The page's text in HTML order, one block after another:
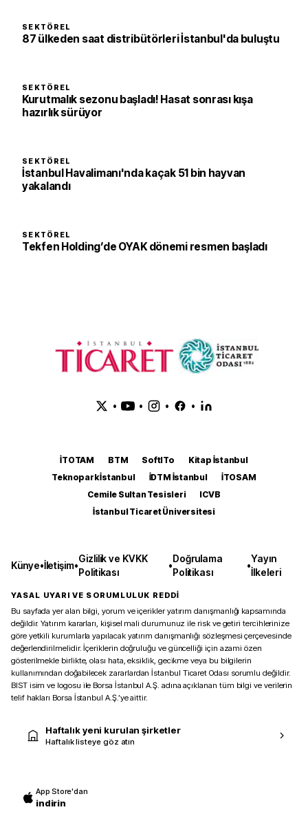
SEKTÖREL
87 ülkeden saat distribütörleri İstanbul'da buluştu
SEKTÖREL
Kurutmalık sezonu başladı! Hasat sonrası kışa
hazırlık sürüyor
SEKTÖREL
İstanbul Havalimanı'nda kaçak 51 bin hayvan
yakalandı
SEKTÖREL
Tekfen Holding’de OYAK dönemi resmen başladı
• • • •
İTOTAM BTM SoftITo
Kitap İstanbul
Teknopark İstanbul
İDTM İstanbul
İTOSAM
Cemile Sultan Tesisleri
ICVB
İstanbul Ticaret Üniversitesi
Künye•İletişim•
Gizlilik ve KVKK
Politikası
•
Doğrulama
Politikası
•
Yayın
İlkeleri
YASAL UYARI VE SORUMLULUK REDDİ
Bu sayfada yer alan bilgi, yorum ve içerikler yatırım danışmanlığı kapsamında
değildir. Yatırım kararları, kişisel mali durumunuz ile risk ve getiri tercihlerinize
göre yetkili kurumlarla yapılacak yatırım danışmanlığı sözleşmesi çerçevesinde
değerlendirilmelidir. İçeriklerin doğruluğu ve güncelliği için azami özen
gösterilmekle birlikte, olası hata, eksiklik, gecikme veya bu bilgilerin
kullanımından doğabilecek zararlardan İstanbul Ticaret Odası sorumlu değildir.
BIST isim ve logosu ile Borsa İstanbul A.Ş. adına açıklanan tüm bilgi ve verilerin
telif hakları Borsa İstanbul A.Ş.’ye aittir.
Haftalık yeni kurulan şirketler
Haftalık listeye göz atın
App Store'dan
indirin